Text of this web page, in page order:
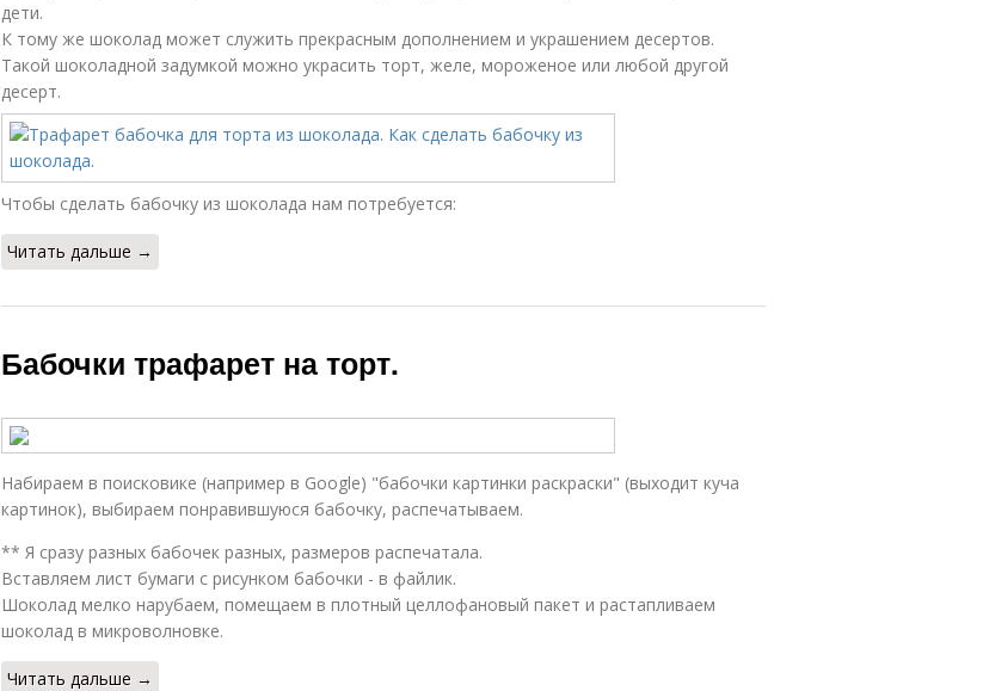
дети.
К тому же шоколад может служить прекрасным дополнением и украшением десертов.
Такой шоколадной задумкой можно украсить торт, желе, мороженое или любой другой
десерт.
Чтобы сделать бабочку из шоколада нам потребуется:
Читать дальше →
Бабочки трафарет на торт.
Набираем в поисковике (например в Google) "бабочки картинки раскраски" (выходит куча
картинок), выбираем понравившуюся бабочку, распечатываем.
** Я сразу разных бабочек разных, размеров распечатала.
Вставляем лист бумаги с рисунком бабочки - в файлик.
Шоколад мелко нарубаем, помещаем в плотный целлофановый пакет и растапливаем
шоколад в микроволновке.
Читать дальше →